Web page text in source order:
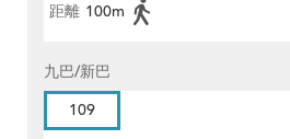
距離 100m
九巴/新巴
109